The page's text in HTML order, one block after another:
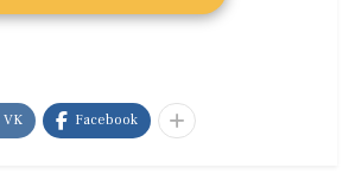
VK Facebook